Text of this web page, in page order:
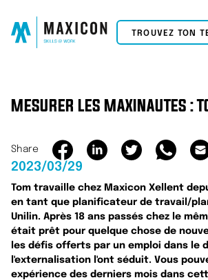
TROUVEZ TON
MESURER LES MAXINAUTES :
Share
2023/03/29
Tom travaille chez Maxicon Xellent
en tant que planificateur de travail/
Unilin. Après 18 ans passés chez le
était prêt pour quelque chose de
les défis offerts par un emploi dans le
l'externalisation l'ont séduit. Vous
expérience des derniers mois dans